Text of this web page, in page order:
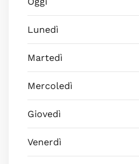
Lunedì
Martedì
Mercoledì
Giovedì
Venerdì